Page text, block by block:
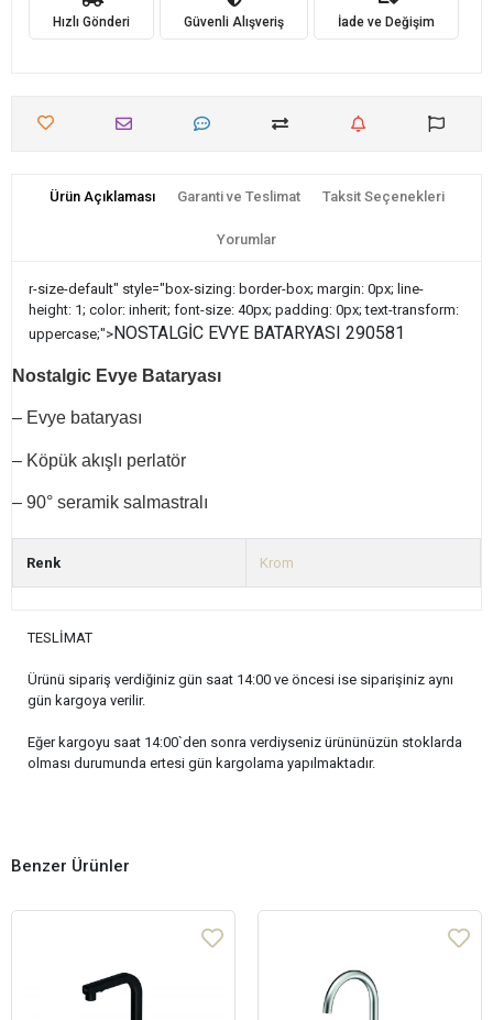
Hızlı Gönderi Güvenli Alışveriş İade ve Değişim
Ürün Açıklaması Garanti ve Teslimat Taksit Seçenekleri
Yorumlar
r-size-default" style="box-sizing: border-box; margin: 0px; line-
height: 1; color: inherit; font-size: 40px; padding: 0px; text-transform:
uppercase;">NOSTALGİC EVYE BATARYASI 290581
Nostalgic Evye Bataryası
– Evye bataryası
– Köpük akışlı perlatör
– 90° seramik salmastralı
Renk Krom
TESLİMAT
Ürünü sipariş verdiğiniz gün saat 14:00 ve öncesi ise siparişiniz aynı
gün kargoya verilir.
Eğer kargoyu saat 14:00`den sonra verdiyseniz ürününüzün stoklarda
olması durumunda ertesi gün kargolama yapılmaktadır.
Benzer Ürünler